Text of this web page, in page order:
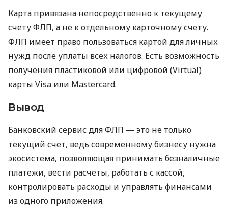
Карта привязана непосредственно к текущему
счету ФЛП, а не к отдельному карточному счету.
ФЛП имеет право пользоваться картой для личных
нужд после уплаты всех налогов. Есть возможность
получения пластиковой или цифровой (Virtual)
карты Visa или Mastercard.
Вывод
Банковский сервис для ФЛП — это не только
текущий счет, ведь современному бизнесу нужна
экосистема, позволяющая принимать безналичные
платежи, вести расчеты, работать с кассой,
контролировать расходы и управлять финансами
из одного приложения.